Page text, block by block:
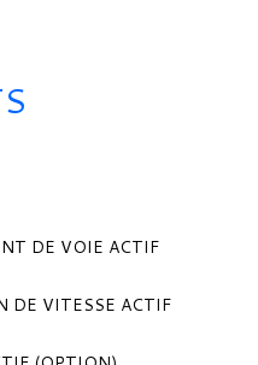
DE VOIE ACTIF
DE VITESSE ACTIF